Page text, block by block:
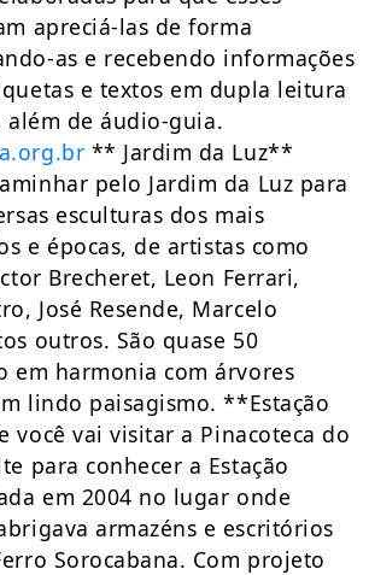
apreciá-las de forma
as e recebendo informações
e textos em dupla leitura
de áudio-guia.
** Jardim da Luz**
pelo Jardim da Luz para
esculturas dos mais
e épocas, de artistas como
Brecheret, Leon Ferrari,
José Resende, Marcelo
outros. São quase 50
em harmonia com árvores
lindo paisagismo. **Estação
você vai visitar a Pinacoteca do
para conhecer a Estação
em 2004 no lugar onde
armazéns e escritórios
Sorocabana. Com projeto